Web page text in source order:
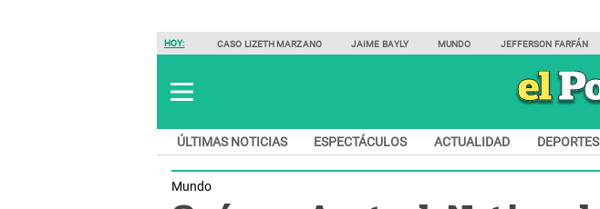
HOY: CASO LIZETH MARZANO JAIME BAYLY MUNDO JEFFERSON FARFÁN
ÚLTIMAS NOTICIAS ESPECTÁCULOS ACTUALIDAD DEPORTES
Mundo